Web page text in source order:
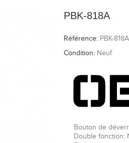
PBK-818A
Référence: PBK-818A
Condition: Neuf
Bouton de
Double fonction: